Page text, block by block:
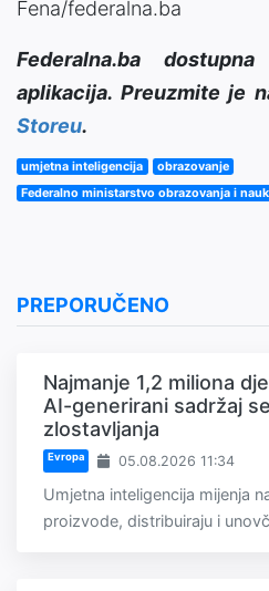
Fena/federalna.ba
Federalna.ba
aplikacija. Preuzmite je
Storeu.
umjetna inteligencija
obrazovanje
Federalno ministarstvo obrazovanja i
PREPORUČENO
Najmanje 1,2 miliona
AI-generirani sadržaj
zlostavljanja
Evropa 05.08.2026 11:34
Umjetna inteligencija mijenja
proizvode, distribuiraju i